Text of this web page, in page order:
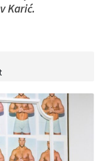
Karić.